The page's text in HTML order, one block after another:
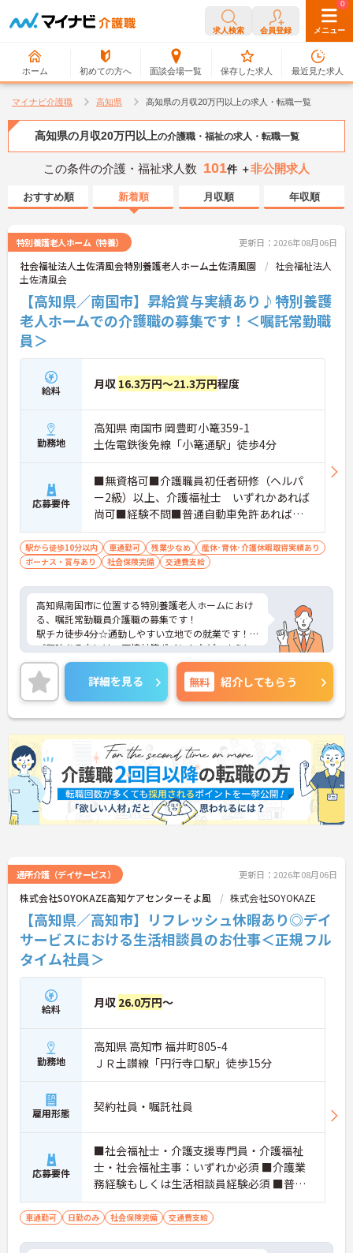
求人検索 会員登録 メニュー
ホーム 初めての方へ 面談会場一覧
0
保存した求人
0
最近見た求人
マイナビ介護職 高知県 高知県の月収20万円以上の求人・転職一覧
高知県の月収20万円以上の介護職・福祉の求人・転職一覧
この条件の介護・福祉求人数 101件 ＋非公開求人
おすすめ順 新着順 月収順 年収順
特別養護老人ホーム（特養） 更新日：2026年08月06日
社会福祉法人土佐清風会特別養護老人ホーム土佐清風園
社会福祉法人
土佐清風会
【高知県／南国市】昇給賞与実績あり♪特別養護
老人ホームでの介護職の募集です！＜嘱託常勤職
員＞
給料 月収 16.3万円～21.3万円程度
勤務地
高知県 南国市 岡豊町小篭359-1
土佐電鉄後免線「小篭通駅」徒歩4分
応募要件
■無資格可■介護職員初任者研修（ヘルパ
ー2級）以上、介護福祉士 いずれかあれば
尚可■経験不問■普通自動車免許あれば尚
可
駅から徒歩10分以内 車通勤可 残業少なめ
産休･育休･介護休暇取得実績あり
ボーナス・賞与あり
社会保険完備 交通費支給
高知県南国市に位置する特別養護老人ホームにおけ
る、嘱託常勤職員介護職の募集です！
駅チカ徒歩4分☆通勤しやすい立地での就業です！
ご興味ある方には、面接対策ポイントなど、さらに
詳細をお話しいたしますのでお気軽にご相談くださ
い。
詳細を見る 無料 紹介してもらう
通所介護（デイサービス） 更新日：2026年08月06日
株式会社SOYOKAZE高知ケアセンターそよ風 株式会社SOYOKAZE
【高知県／高知市】リフレッシュ休暇あり◎デイ
サービスにおける生活相談員のお仕事＜正規フル
タイム社員＞
給料 月収 26.0万円～
勤務地
高知県 高知市 福井町805-4
ＪＲ土讃線「円行寺口駅」徒歩15分
雇用形態 契約社員・嘱託社員
応募要件
■社会福祉士・介護支援専門員・介護福祉
士・社会福祉主事：いずれか必須 ■介護業
務経験もしくは生活相談員経験必須 ■普通
自動車運転免許：必須
車通勤可 日勤のみ 社会保険完備 交通費支給